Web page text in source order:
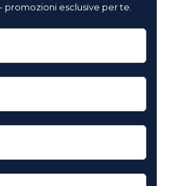
promozioni esclusive per te.